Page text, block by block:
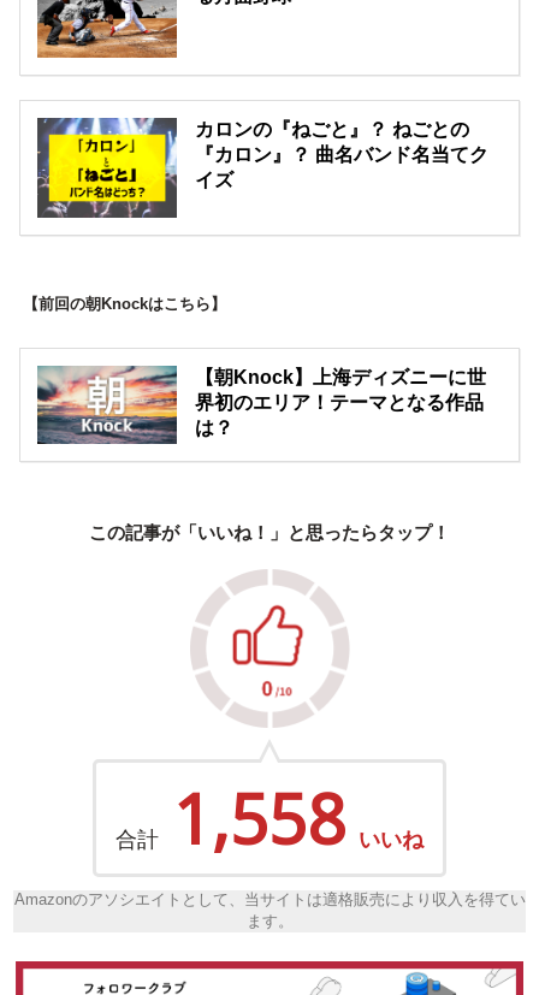
カロンの『ねごと』？ ねごとの
『カロン』？ 曲名バンド名当てク
イズ
【前回の朝Knockはこちら】
【朝Knock】上海ディズニーに世
界初のエリア！テーマとなる作品
は？
この記事が「いいね！」と思ったらタップ！
合計 1,558 いいね
Amazonのアソシエイトとして、当サイトは適格販売により収入を得てい
ます。